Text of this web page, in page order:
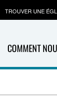
COMMENT
TROUVER UNE